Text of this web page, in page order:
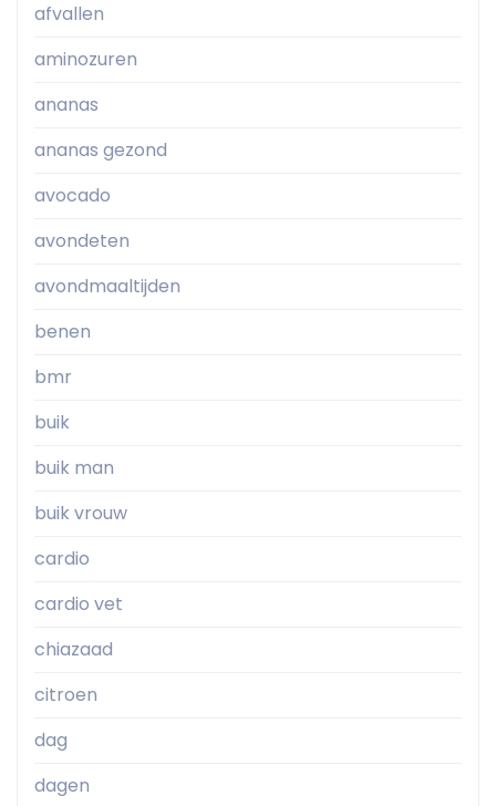
afvallen
aminozuren
ananas
ananas gezond
avocado
avondeten
avondmaaltijden
benen
bmr
buik
buik man
buik vrouw
cardio
cardio vet
chiazaad
citroen
dag
dagen